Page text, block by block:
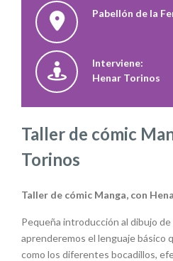
Pabellón de la
Interviene:
Henar Torinos
Taller de cómic
Torinos
Taller de cómic Manga, con
Pequeña introducción al dibujo
aprenderemos el lenguaje básico
como los diferentes bocadillos,